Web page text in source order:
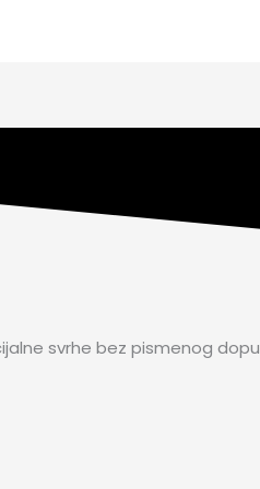
svrhe bez pismenog